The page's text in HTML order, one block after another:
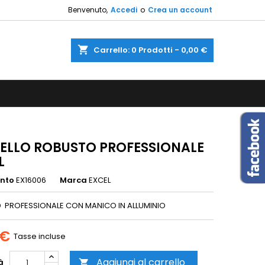
Benvenuto, Accedi o Crea un account
shopping_cart Carrello: 0 Prodotti - 0,00 €
ROBUSTO PROFESSIONALE
EX16006 Marca EXCEL
PROFESSIONALE CON MANICO IN ALLUMINIO
Tasse incluse
